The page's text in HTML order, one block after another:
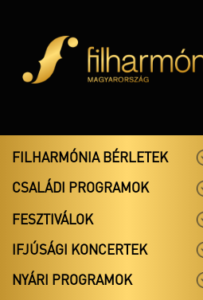
FILHARMÓNIA BÉRLETEK
CSALÁDI PROGRAMOK
FESZTIVÁLOK
IFJÚSÁGI KONCERTEK
NYÁRI PROGRAMOK